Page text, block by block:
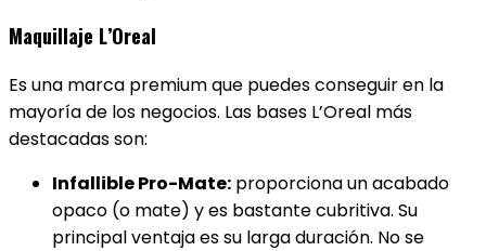
Maquillaje L’Oreal
Es una marca premium que puedes conseguir en la
mayoría de los negocios. Las bases L’Oreal más
destacadas son:
Infallible Pro-Mate: proporciona un acabado
opaco (o mate) y es bastante cubritiva. Su
principal ventaja es su larga duración. No se